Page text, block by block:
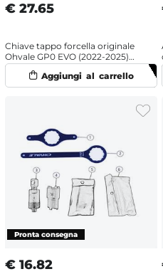
€ 27.65
Chiave tappo forcella originale
Ohvale GP0 EVO (2022-2025)
Racing
€ 16.82